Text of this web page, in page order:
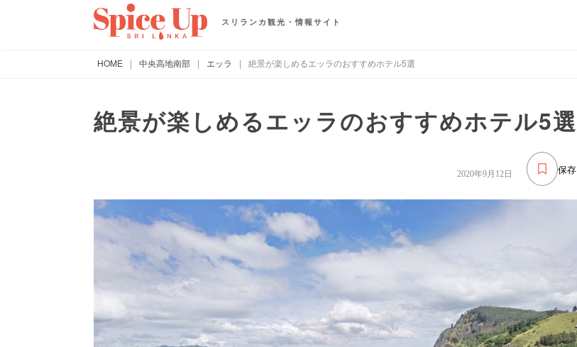
スリランカ観光・情報サイト
HOME | 中央高地南部 | エッラ | 絶景が楽しめるエッラのおすすめホテル5選
絶景が楽しめるエッラのおすすめホテル5選
保存
2020年9月12日